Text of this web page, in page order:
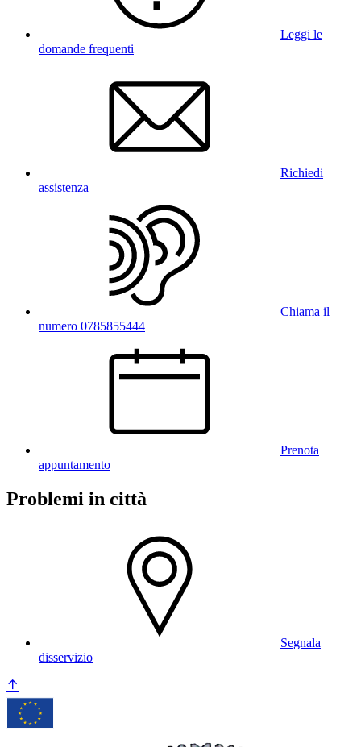
Leggi le
domande frequenti
Richiedi
assistenza
Chiama il
numero 0785855444
Prenota
appuntamento
Problemi in città
Segnala
disservizio